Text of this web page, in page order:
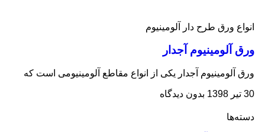
انواع ورق طرح دار آلومینیوم
ورق آلومینیوم آجدار
ورق آلومینیوم آجدار یکی از انواع مقاطع آلومینیومی است که
30 تیر 1398 بدون دیدگاه
دسته‌ها